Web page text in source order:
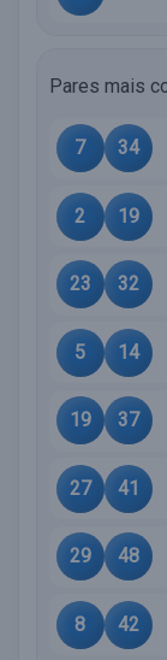
Pares mais
7 34
2 19
23 32
5 14
19 37
27 41
29 48
8 42